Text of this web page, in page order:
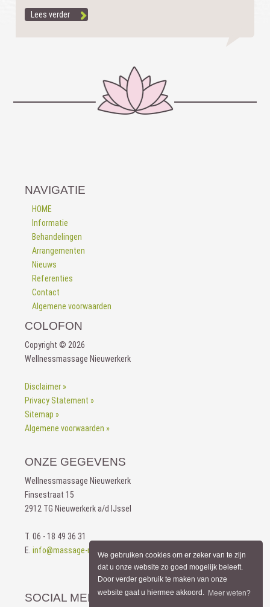
We gebruiken cookies om er zeker van te zijn
dat u onze website zo goed mogelijk beleeft.
Door verder gebruik te maken van onze
website gaat u hiermee akkoord. Meer weten?
Lees verder
NAVIGATIE
HOME
Informatie
Behandelingen
Arrangementen
Nieuws
Referenties
Contact
Algemene voorwaarden
COLOFON
Copyright © 2026
Wellnessmassage Nieuwerkerk
Disclaimer »
Privacy Statement »
Sitemap »
Algemene voorwaarden »
ONZE GEGEVENS
Wellnessmassage Nieuwerkerk
Finsestraat 15
2912 TG Nieuwerkerk a/d IJssel
T. 06 - 18 49 36 31
E.info@massage-nieuwerkerk.nl
SOCIAL MEDIA